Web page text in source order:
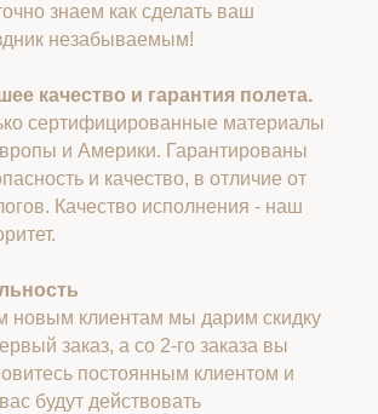
знаем как сделать ваш
незабываемым!
качество и гарантия полета.
сертифицированные материалы
и Америки. Гарантированы
и качество, в отличие от
Качество исполнения - наш
новым клиентам мы дарим скидку
заказ, а со 2-го заказа вы
постоянным клиентом и
будут действовать